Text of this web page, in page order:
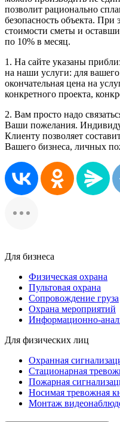
позволит рационально
безопасность объекта. При
стоимости сметы и
по 10% в месяц.
1. На сайте указаны
на наши услуги: для
окончательная цена на
конкретного проекта,
2. Вам просто надо
Ваши пожелания.
Клиенту позволяет
Вашего бизнеса, личных
Для бизнеса
Физическая охрана
Пультовая охрана
Сопровождение груза
Охрана мероприятий
Информационно-
Для физических лиц
Охранная
Стационарная
Пожарная
Носимая тревожная
Монтаж